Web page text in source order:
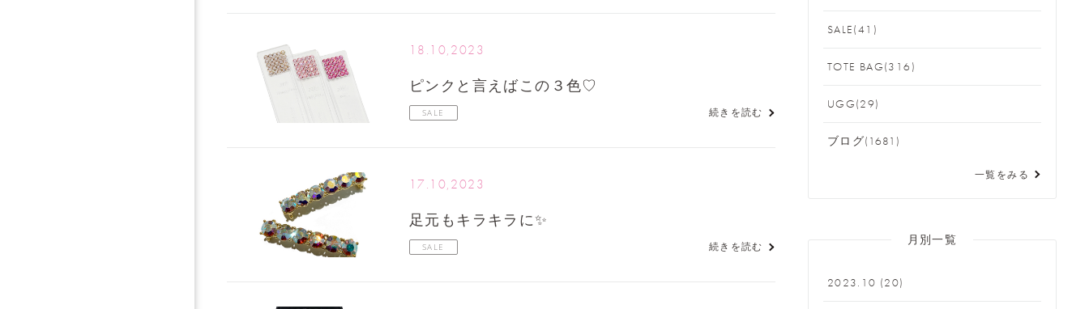
18.10,2023
ピンクと言えばこの３色♡
SALE 続きを読む
17.10,2023
足元もキラキラに✨
SALE 続きを読む
SALE(41)
TOTE BAG(316)
UGG(29)
ブログ(1681)
一覧をみる
月別一覧
2023.10 (20)